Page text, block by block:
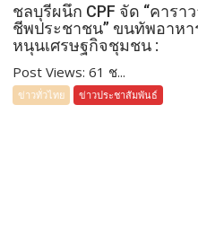
ชลบุรีผนึก CPF จัด “คาร
ชีพประชาชน” ขนทัพอาห
หนุนเศรษฐกิจชุมชน :
Post Views: 61 ช...
ข่าวทั่วไทย ข่าวประชาสัมพันธ์